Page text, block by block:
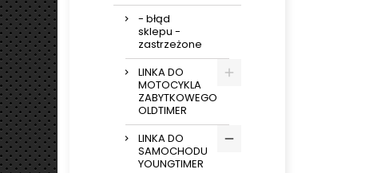
- błąd
sklepu -
zastrzeżone
LINKA DO
MOTOCYKLA
ZABYTKOWEGO
OLDTIMER
LINKA DO
SAMOCHODU
YOUNGTIMER